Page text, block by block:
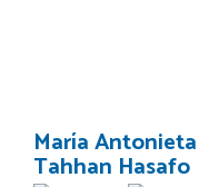
María Antonieta
Tahhan Hasafo